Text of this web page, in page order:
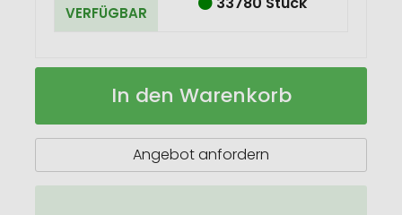
VERFÜGBAR
Schlüsselanhänger
RaluCart
Auf
In den Warenkorb
Angebot anfordern